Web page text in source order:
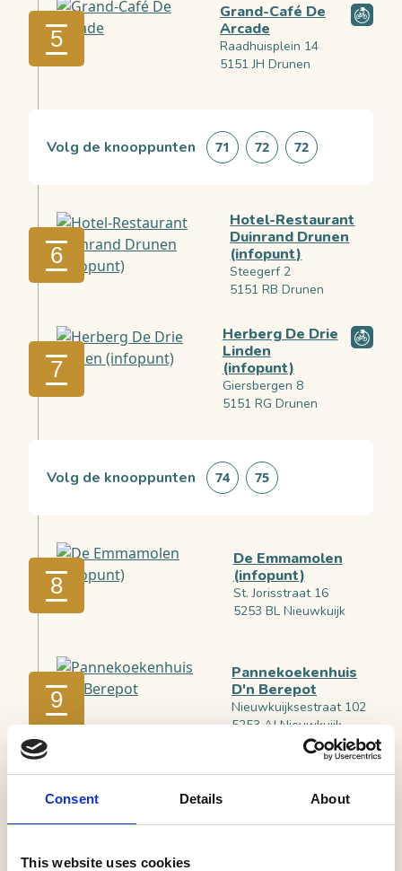
Consent Details About
This website uses cookies
5
Grand-Café De
Arcade
Raadhuisplein 14
5151 JH Drunen
Volg de knooppunten 71 72 72
6
Hotel-Restaurant
Duinrand Drunen
(infopunt)
Steegerf 2
5151 RB Drunen
7
Herberg De Drie
Linden
(infopunt)
Giersbergen 8
5151 RG Drunen
Volg de knooppunten 74 75
8
De Emmamolen
(infopunt)
St. Jorisstraat 16
5253 BL Nieuwkuijk
9
Pannekoekenhuis
D'n Berepot
Nieuwkuijksestraat 102
5253 AJ Nieuwkuijk
Activiteiten
De Hoge Heide 2